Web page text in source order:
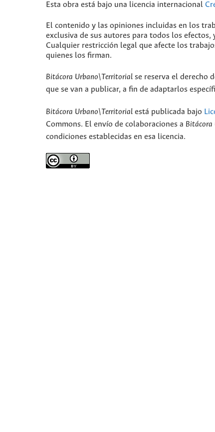
Esta obra está bajo una licencia internacional
El contenido y las opiniones incluidas en los
exclusiva de sus autores para todos los
Cualquier restricción legal que afecte los
quienes los firman.
Bitácora Urbano\Territorial se reserva el derecho
que se van a publicar, a fin de adaptarlos
Bitácora Urbano\Territorial está publicada bajo
Commons. El envío de colaboraciones a Bitácora
condiciones establecidas en esa licencia.